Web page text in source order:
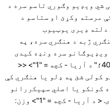
شي ویډیو وګوري تاسو سره د
مرسته وکړئ او ستاسو د
دلته ډیری یوټیوب
ژبه د هنګري سره، په
سره ونډه کیدی
<< لی سټایل = "فونټ وزن: 400؛" د آریا - کچه = "1"> <<
وزن: 400؛ < تاسو کولی شئ په ډلو یا هنګري کې
کونکو یا اصلي سپیکررانو
< د آریا - کچه = "1"> وزن: